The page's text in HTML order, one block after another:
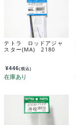
テトラ ロッドアジャ
スター(MA) 2180
¥446(税込)